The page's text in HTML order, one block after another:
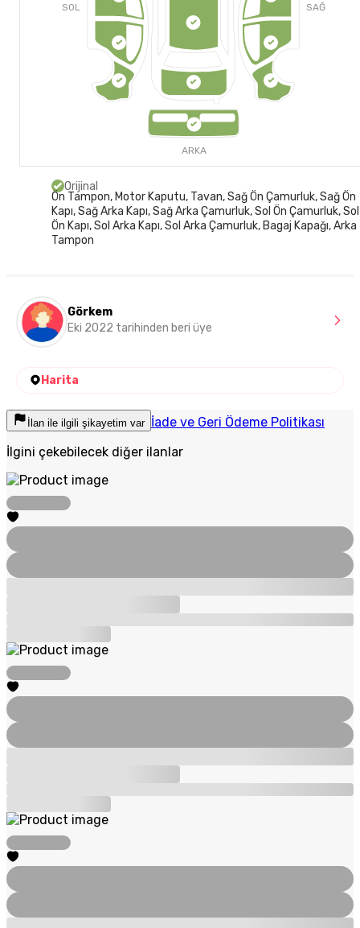
SOL SAĞ
ARKA
Orijinal
Ön Tampon, Motor Kaputu, Tavan, Sağ Ön Çamurluk, Sağ Ön
Kapı, Sağ Arka Kapı, Sağ Arka Çamurluk, Sol Ön Çamurluk, Sol
Ön Kapı, Sol Arka Kapı, Sol Arka Çamurluk, Bagaj Kapağı, Arka
Tampon
Görkem
Eki 2022 tarihinden beri üye
Harita
İlan ile ilgili şikayetim var İade ve Geri Ödeme Politikası
İlgini çekebilecek diğer ilanlar